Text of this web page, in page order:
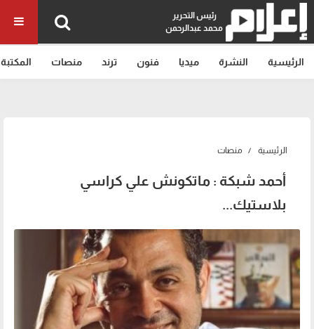
رئيس التحرير
محمد عبدالرحمن
الرئيسية النشرة ميديا فنون ترند منصات المكتبة
الرئيسية منصات
أحمد شبكة : ماتكونش علي كراسي
بلاستيك...